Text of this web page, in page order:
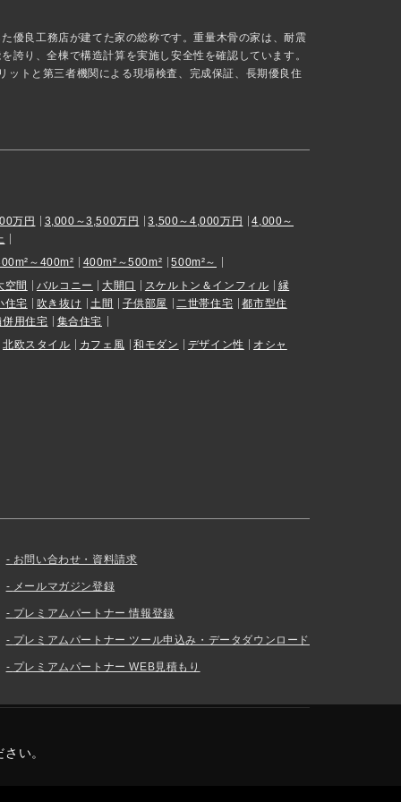
い。
優良工務店が建てた家の総称です。重量木骨の家は、耐震
誇り、全棟で構造計算を実施し安全性を確認しています。
トと第三者機関による現場検査、完成保証、長期優良住
万円 3,000～3,500万円 3,500～4,000万円
4,000～
～400m²
400m²～500m²
500m²～
空間
バルコニー 大開口 スケルトン＆インフィル
縁
住宅
吹き抜け 土間 子供部屋 二世帯住宅
都市型住
併用住宅
集合住宅
北欧スタイル
カフェ風 和モダン デザイン性 オシャ
お問い合わせ・資料請求
メールマガジン登録
プレミアムパートナー 情報登録
プレミアムパートナー ツール申込み・データダウンロード
プレミアムパートナー WEB見積もり